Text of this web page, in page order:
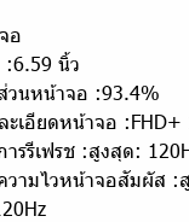
อ
นิ้ว
วนหน้าจอ :93.4%
ะเอียดหน้าจอ :FHD+
ารรีเฟรช :สูงสุด:
วามไวหน้าจอสัมผัส :